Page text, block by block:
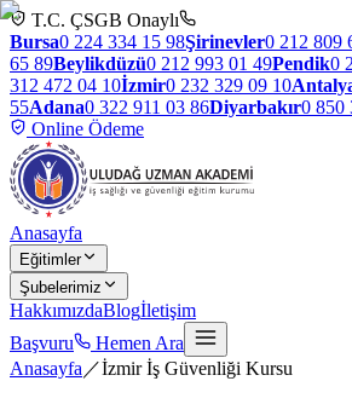
T.C. ÇSGB Onaylı
Bursa0 224 334 15 98Şirinevler0 212 809
65 89Beylikdüzü0 212 993 01 49Pendik0
312 472 04 10İzmir0 232 329 09 10
55Adana0 322 911 03 86Diyarbakır0 850
Online Ödeme
Anasayfa
Eğitimler
Şubelerimiz
HakkımızdaBlogİletişim
Başvuru
Hemen Ara
Anasayfa ／İzmir İş Güvenliği Kursu